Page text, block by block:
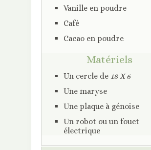
Vanille en poudre
Café
Cacao en poudre
Matériels
Un cercle de 18 X 6
Une maryse
Une plaque à génoise
Un robot ou un fouet
électrique